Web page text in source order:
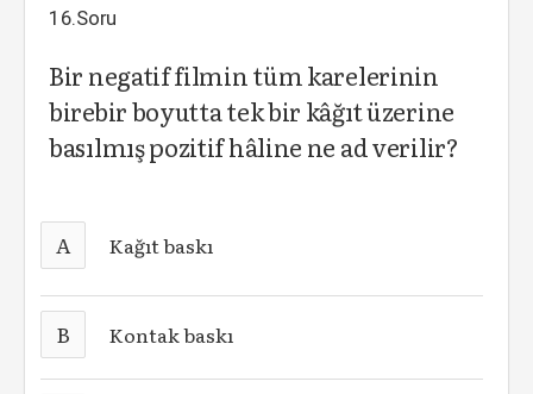
16.Soru
Bir negatif filmin tüm karelerinin
birebir boyutta tek bir kâğıt üzerine
basılmış pozitif hâline ne ad verilir?
A Kağıt baskı
B Kontak baskı